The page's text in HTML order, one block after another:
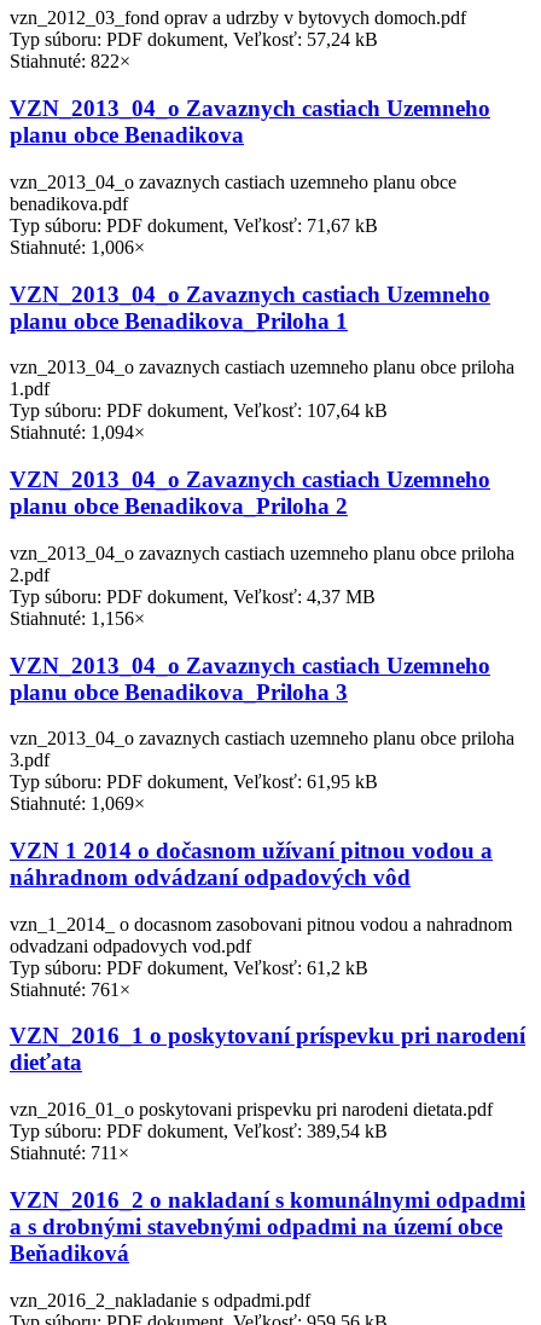
vzn_2012_03_fond oprav a udrzby v bytovych domoch.pdf
Typ súboru: PDF dokument, Veľkosť: 57,24 kB
Stiahnuté: 822×
VZN_2013_04_o Zavaznych castiach Uzemneho
planu obce Benadikova
vzn_2013_04_o zavaznych castiach uzemneho planu obce
benadikova.pdf
Typ súboru: PDF dokument, Veľkosť: 71,67 kB
Stiahnuté: 1,006×
VZN_2013_04_o Zavaznych castiach Uzemneho
planu obce Benadikova_Priloha 1
vzn_2013_04_o zavaznych castiach uzemneho planu obce priloha
1.pdf
Typ súboru: PDF dokument, Veľkosť: 107,64 kB
Stiahnuté: 1,094×
VZN_2013_04_o Zavaznych castiach Uzemneho
planu obce Benadikova_Priloha 2
vzn_2013_04_o zavaznych castiach uzemneho planu obce priloha
2.pdf
Typ súboru: PDF dokument, Veľkosť: 4,37 MB
Stiahnuté: 1,156×
VZN_2013_04_o Zavaznych castiach Uzemneho
planu obce Benadikova_Priloha 3
vzn_2013_04_o zavaznych castiach uzemneho planu obce priloha
3.pdf
Typ súboru: PDF dokument, Veľkosť: 61,95 kB
Stiahnuté: 1,069×
VZN 1 2014 o dočasnom užívaní pitnou vodou a
náhradnom odvádzaní odpadových vôd
vzn_1_2014_ o docasnom zasobovani pitnou vodou a nahradnom
odvadzani odpadovych vod.pdf
Typ súboru: PDF dokument, Veľkosť: 61,2 kB
Stiahnuté: 761×
VZN_2016_1 o poskytovaní príspevku pri narodení
dieťata
vzn_2016_01_o poskytovani prispevku pri narodeni dietata.pdf
Typ súboru: PDF dokument, Veľkosť: 389,54 kB
Stiahnuté: 711×
VZN_2016_2 o nakladaní s komunálnymi odpadmi
a s drobnými stavebnými odpadmi na území obce
Beňadiková
vzn_2016_2_nakladanie s odpadmi.pdf